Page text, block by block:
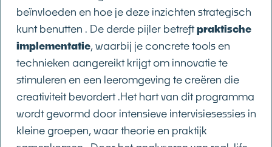
beïnvloeden en hoe je deze inzichten strategisch
kunt benutten . De derde pijler betreftpraktische
implementatie, waarbij je concrete tools en
technieken aangereikt krijgt om innovatie te
stimuleren en een leeromgeving te creëren die
creativiteit bevordert .Het hart van dit programma
wordt gevormd door intensieve intervisiesessies in
kleine groepen, waar theorie en praktijk